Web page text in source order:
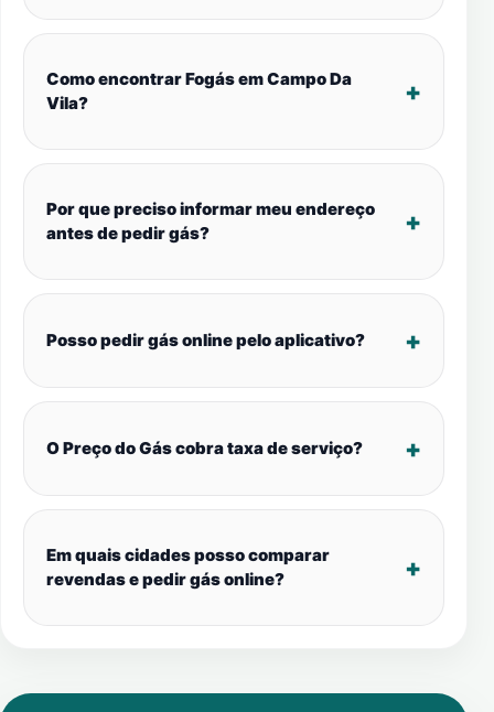
Como encontrar Fogás em Campo Da
Vila?
Por que preciso informar meu endereço
antes de pedir gás?
Posso pedir gás online pelo aplicativo?
O Preço do Gás cobra taxa de serviço?
Em quais cidades posso comparar
revendas e pedir gás online?